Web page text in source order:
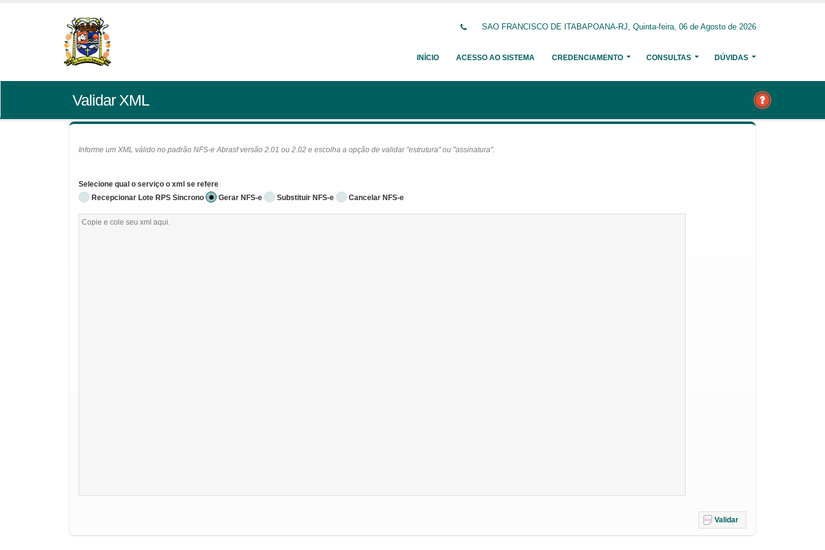
SAO FRANCISCO DE ITABAPOANA-RJ, Quinta-feira, 06 de Agosto de 2026
INÍCIO ACESSO AO SISTEMA CREDENCIAMENTO CONSULTAS DÚVIDAS
Validar XML
Informe um XML válido no padrão NFS-e Abrasf versão 2.01 ou 2.02 e escolha a opção de validar "estrutura" ou "assinatura".
Selecione qual o serviço o xml se refere
Recepcionar Lote RPS Sincrono
Gerar NFS-e Substituir NFS-e Cancelar NFS-e
Validar